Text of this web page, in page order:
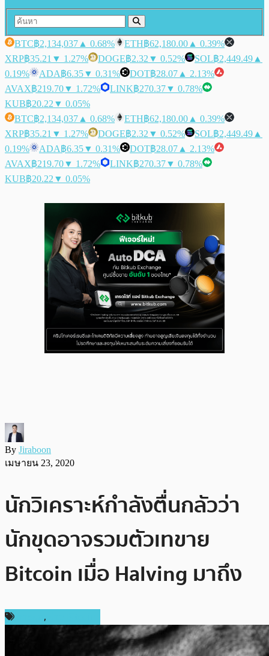
BTC฿2,134,037 ▲ 0.68% ETH฿62,180.00 ▲ 0.39%
XRP฿35.21 ▼ 1.27% DOGE฿2.32 ▼ 0.52% SOL฿2,449.49 ▲
0.19%
ADA฿6.35▼ 0.31% DOT฿28.07 ▲ 2.13%
AVAX฿219.70▼ 1.72% LINK฿270.37▼ 0.78%
KUB฿20.22 ▼ 0.05%
BTC฿2,134,037 ▲ 0.68% ETH฿62,180.00 ▲ 0.39%
XRP฿35.21 ▼ 1.27% DOGE฿2.32 ▼ 0.52% SOL฿2,449.49 ▲
0.19%
ADA฿6.35▼ 0.31% DOT฿28.07 ▲ 2.13%
AVAX฿219.70▼ 1.72% LINK฿270.37▼ 0.78%
KUB฿20.22 ▼ 0.05%
By Jiraboon
เมษายน 23, 2020
นักวิเคราะห์กำลังตื่นกลัวว่า
นักขุดอาจรวมตัวเทขาย
Bitcoin เมื่อ Halving มาถึง
,